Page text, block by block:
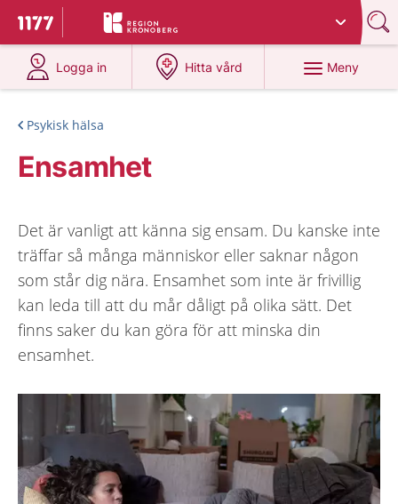
Till startsidan för 1177
Du har valt region
Logga in
på 1177.se
Hitta vård
på 1177.se
Meny
Psykisk hälsa
Ensamhet
Det är vanligt att känna sig ensam. Du kanske inte
träffar så många människor eller saknar någon
som står dig nära. Ensamhet som inte är frivillig
kan leda till att du mår dåligt på olika sätt. Det
finns saker du kan göra för att minska din
ensamhet.